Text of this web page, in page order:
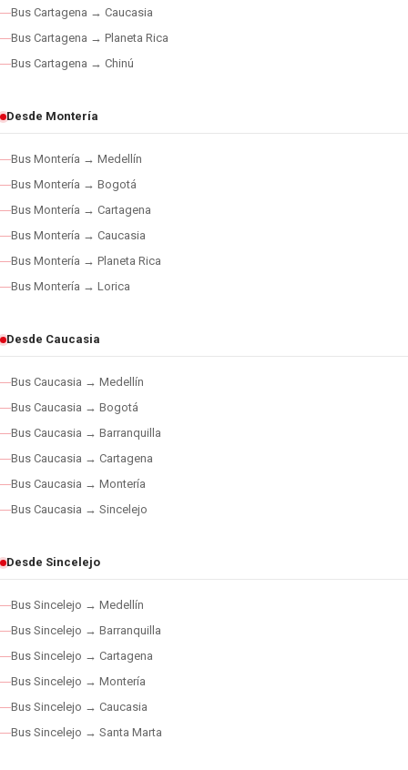
Bus Cartagena → Caucasia
Bus Cartagena → Planeta Rica
Bus Cartagena → Chinú
Desde Montería
Bus Montería → Medellín
Bus Montería → Bogotá
Bus Montería → Cartagena
Bus Montería → Caucasia
Bus Montería → Planeta Rica
Bus Montería → Lorica
Desde Caucasia
Bus Caucasia → Medellín
Bus Caucasia → Bogotá
Bus Caucasia → Barranquilla
Bus Caucasia → Cartagena
Bus Caucasia → Montería
Bus Caucasia → Sincelejo
Desde Sincelejo
Bus Sincelejo → Medellín
Bus Sincelejo → Barranquilla
Bus Sincelejo → Cartagena
Bus Sincelejo → Montería
Bus Sincelejo → Caucasia
Bus Sincelejo → Santa Marta